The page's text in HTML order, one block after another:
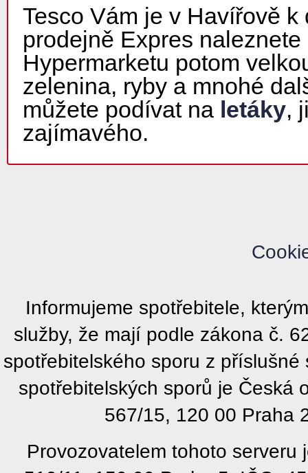
Tesco Vám je v Havířově
prodejně Expres
Hypermarketu potom
zelenina, ryby a mnohé
můžete podívat na letáky,
zajímavého.
Informujeme spotřebitele,
služby, že mají podle zákona č.
spotřebitelského sporu z
spotřebitelských sporů je Česká
567/15, 120 00 Praha
Provozovatelem tohoto